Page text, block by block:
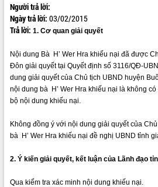
Người trả lời:
Ngày trả lời: 03/02/2015
Trả lời: 1. Cơ quan giải quyết
Nội dung Bà H’ Wer Hra khiếu nại đã được
Đôn giải quyết tại Quyết định số 3116/QĐ-
dung giải quyết của Chủ tịch UBND huyện
nội dung bà H’ Wer Hra khiếu nại là không
bộ nội dung khiếu nại.
Không đồng ý với nội dung giải quyết của
bà H’ Wer Hra khiếu nại đề nghị UBND tỉnh
2. Ý kiến giải quyết, kết luận của Lãnh đạo
Qua kiểm tra xác minh nội dung khiếu nại.